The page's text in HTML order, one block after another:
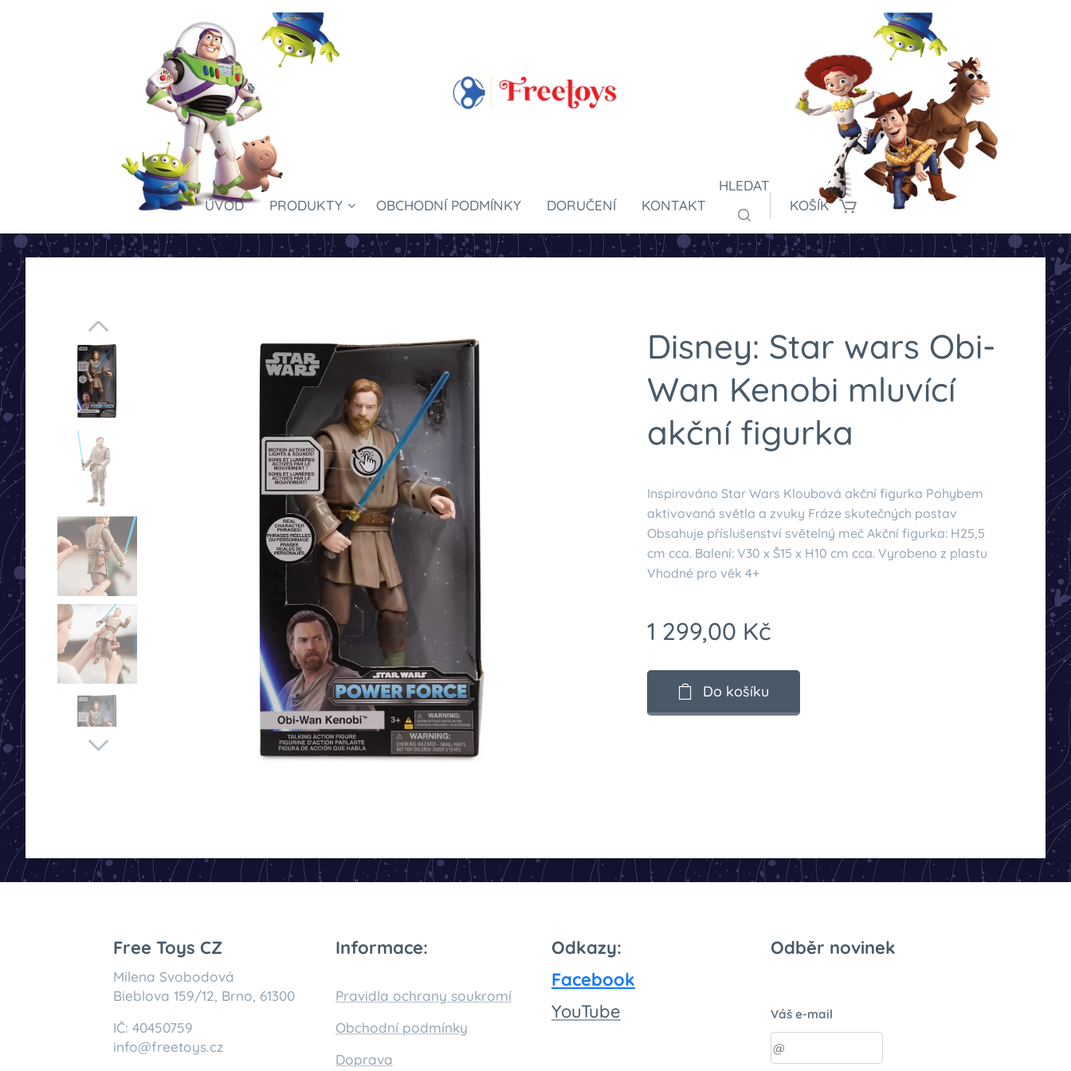
ÚVOD PRODUKTY OBCHODNÍ PODMÍNKY DORUČENÍ KONTAKT
HLEDAT
KOŠÍK
Disney: Star wars Obi-
Wan Kenobi mluvící
akční figurka
Inspirováno Star Wars Kloubová akční figurka Pohybem
aktivovaná světla a zvuky Fráze skutečných postav
Obsahuje příslušenství světelný meč Akční figurka: H25,5
cm cca. Balení: V30 x Š15 x H10 cm cca. Vyrobeno z plastu
Vhodné pro věk 4+
1 299,00 Kč
Do košíku
Free Toys CZ
Milena Svobodová
Bieblova 159/12, Brno, 61300
IČ: 40450759
info@freetoys.cz
Informace:
Pravidla ochrany soukromí
Obchodní podmínky
Doprava
Odkazy:
Facebook
YouTube
Odběr novinek
Váš e-mail